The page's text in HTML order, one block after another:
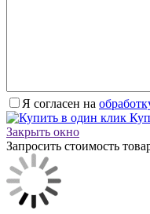
Я согласен на
Закрыть окно
Запросить стоимость